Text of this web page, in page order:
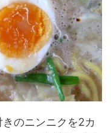
のニンニクを2カ